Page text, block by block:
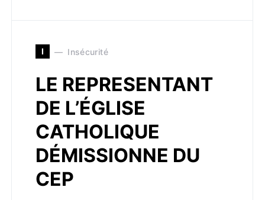
I Insécurité
LE REPRESENTANT
DE L’ÉGLISE
CATHOLIQUE
DÉMISSIONNE DU
CEP